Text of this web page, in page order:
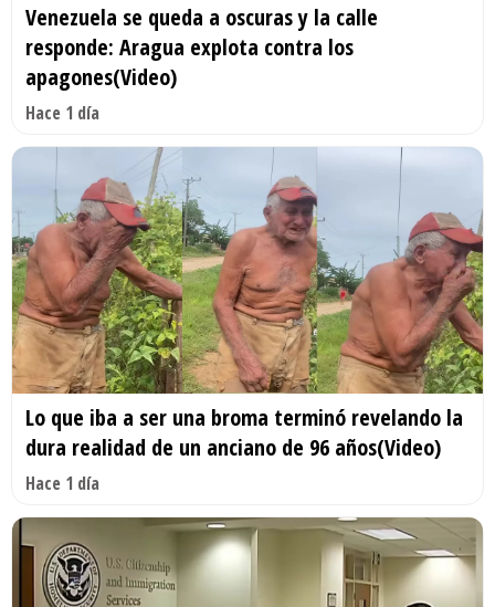
Venezuela se queda a oscuras y la calle
responde: Aragua explota contra los
apagones(Video)
Hace 1 día
Lo que iba a ser una broma terminó revelando la
dura realidad de un anciano de 96 años(Video)
Hace 1 día